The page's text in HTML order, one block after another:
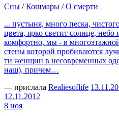
Сны /Кошмары /О смерти
... пустыня, много песка,
цвета, ярко светит солнце, небо
комфортно, мы - в
стены которой пробиваются
ти женщин в несовременных
наш), причем…
— прислала Realiesoflife
12.11.2012
8 ноя